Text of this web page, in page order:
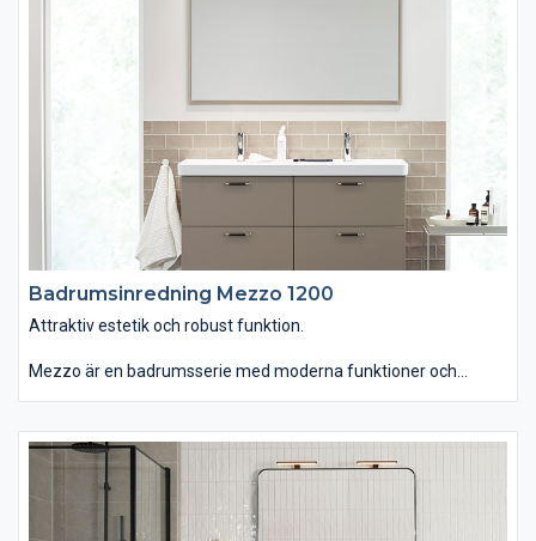
Badrumsinredning Mezzo 1200
Attraktiv estetik och robust funktion.
Mezzo är en badrumsserie med moderna funktioner och
än vanligt. Om du istället väljer det ovanpåliggande tvättstället
Soprano i det stenliknande, slitstarka och lättskötta materialet
Solid Surface får serien ett annat uttryck. Kommoden finns
med eller utan inramning. Passar dig som vill ha ett badrum
som kombinerar attraktiv estetik med robust funktion."